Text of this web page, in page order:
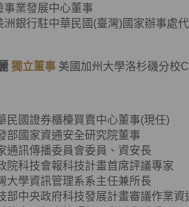
事業發展中心董事
洲銀行駐中華民國(臺灣)國家辦事處
獨立董事 美國加州大學洛杉磯分校
民國證券櫃檯買賣中心董事(現任)
部國家資通安全研究院董事
通訊傳播委員會委員、資安長
院科技會報科技計畫首席評議專家
大學資訊管理系系主任兼所長
部中央政府科技發展計畫審議作業資